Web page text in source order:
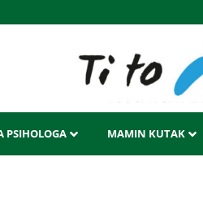
PSIHOLOGA MAMIN KUTAK